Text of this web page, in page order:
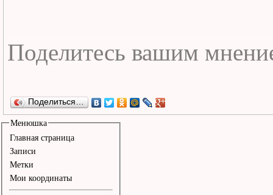
Поделиться…
Менюшка
Главная страница
Записи
Метки
Мои координаты